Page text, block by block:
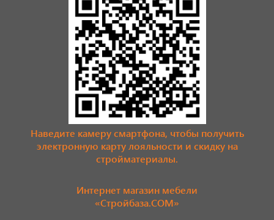
Наведите камеру смартфона, чтобы получить
электронную карту лояльности и скидку на
стройматериалы.
Интернет магазин мебели
«Стройбаза.COM»